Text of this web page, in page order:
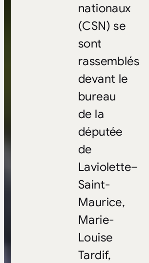
nationaux
(CSN) se
sont
rassemblés
devant le
bureau
de la
députée
de
Laviolette–
Saint-
Maurice,
Marie-
Louise
Tardif,